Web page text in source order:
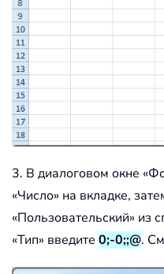
3. В диалоговом окне
«Число» на вкладке,
«Пользовательский» из
«Тип» введите 0;-0;;@.